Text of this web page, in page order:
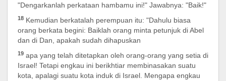
"Dengarkanlah perkataan hambamu ini!" Jawabnya: "Baik!"
18 Kemudian berkatalah perempuan itu: "Dahulu biasa
orang berkata begini: Baiklah orang minta petunjuk di Abel
dan di Dan, apakah sudah dihapuskan
19 apa yang telah ditetapkan oleh orang-orang yang setia di
Israel! Tetapi engkau ini berikhtiar membinasakan suatu
kota, apalagi suatu kota induk di Israel. Mengapa engkau